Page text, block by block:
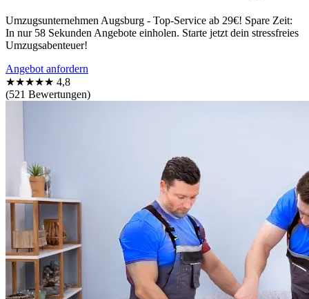
Umzugsunternehmen Augsburg - Top-Service ab 29€! Spare Zeit:
In nur 58 Sekunden Angebote einholen. Starte jetzt dein stressfreies
Umzugsabenteuer!
Angebot anfordern
★★★★★ 4,8
(521 Bewertungen)